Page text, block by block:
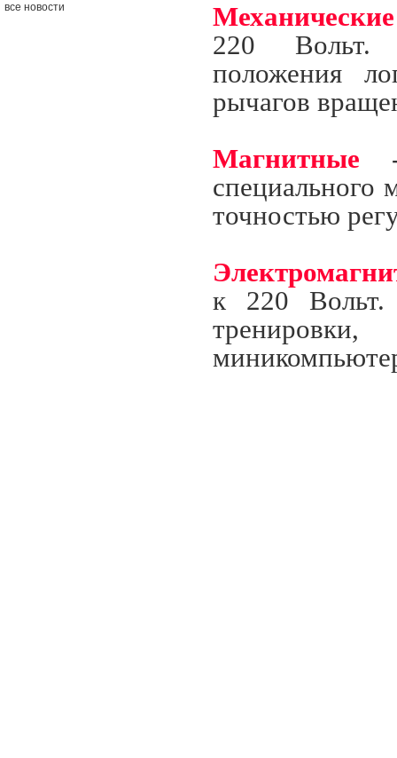
все новости
Механические
220 Вольт.
положения
рычагов
Магнитные -
специального
точностью
к 220 Вольт.